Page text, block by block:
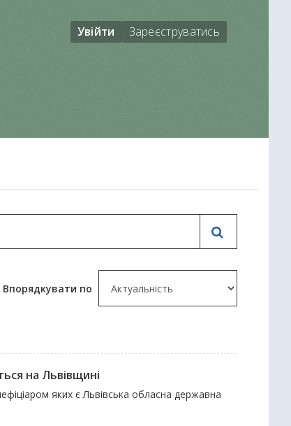
Увійти Зареєструватись
Впорядкувати по
на Львівщині
яких є Львівська обласна державна